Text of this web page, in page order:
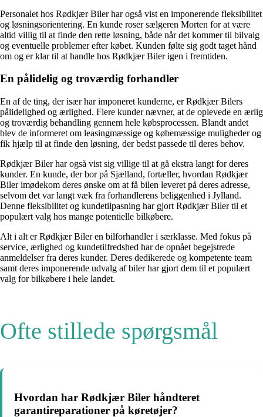
Personalet hos Rødkjær Biler har også vist en imponerende fleksibilitet
og løsningsorientering. En kunde roser sælgeren Morten for at være
altid villig til at finde den rette løsning, både når det kommer til bilvalg
og eventuelle problemer efter købet. Kunden følte sig godt taget hånd
om og er klar til at handle hos Rødkjær Biler igen i fremtiden.
En pålidelig og troværdig forhandler
En af de ting, der især har imponeret kunderne, er Rødkjær Bilers
pålidelighed og ærlighed. Flere kunder nævner, at de oplevede en ærlig
og troværdig behandling gennem hele købsprocessen. Blandt andet
blev de informeret om leasingmæssige og købemæssige muligheder og
fik hjælp til at finde den løsning, der bedst passede til deres behov.
Rødkjær Biler har også vist sig villige til at gå ekstra langt for deres
kunder. En kunde, der bor på Sjælland, fortæller, hvordan Rødkjær
Biler imødekom deres ønske om at få bilen leveret på deres adresse,
selvom det var langt væk fra forhandlerens beliggenhed i Jylland.
Denne fleksibilitet og kundetilpasning har gjort Rødkjær Biler til et
populært valg hos mange potentielle bilkøbere.
Alt i alt er Rødkjær Biler en bilforhandler i særklasse. Med fokus på
service, ærlighed og kundetilfredshed har de opnået begejstrede
anmeldelser fra deres kunder. Deres dedikerede og kompetente team
samt deres imponerende udvalg af biler har gjort dem til et populært
valg for bilkøbere i hele landet.
Ofte stillede spørgsmål
Hvordan har Rødkjær Biler håndteret
garantireparationer på køretøjer?